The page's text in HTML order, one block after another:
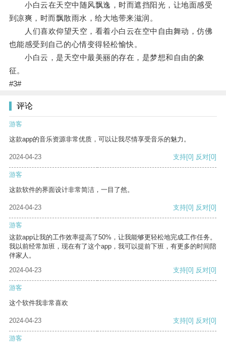
小白云在天空中随风飘逸，时而遮挡阳光，让地面感受
到凉爽，时而飘散雨水，给大地带来滋润。
人们喜欢仰望天空，看着小白云在空中自由舞动，仿佛
也能感受到自己的心情变得轻松愉快。
小白云，是天空中最美丽的存在，是梦想和自由的象
征。
#3#
评论
游客
这款app的音乐资源非常优质，可以让我尽情享受音乐的魅力。
2024-04-23 支持[0] 反对[0]
游客
这款软件的界面设计非常简洁，一目了然。
2024-04-23 支持[0] 反对[0]
游客
这款app让我的工作效率提高了50%，让我能够更轻松地完成工作任务。
我以前经常加班，现在有了这个app，我可以提前下班，有更多的时间陪
伴家人。
2024-04-23
支持[0] 反对[0]
游客
这个软件我非常喜欢
2024-04-23 支持[0] 反对[0]
游客